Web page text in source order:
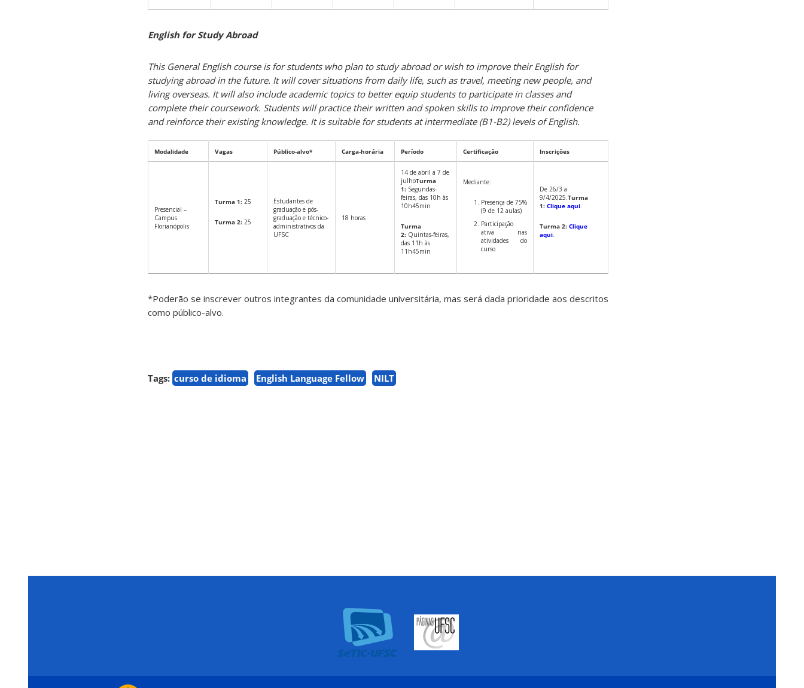
English for Study Abroad
This General English course is for students who plan to study abroad or wish to improve their English for
studying abroad in the future. It will cover situations from daily life, such as travel, meeting new people, and
living overseas. It will also include academic topics to better equip students to participate in classes and
complete their coursework. Students will practice their written and spoken skills to improve their confidence
and reinforce their existing knowledge. It is suitable for students at intermediate (B1-B2) levels of English.
Modalidade Vagas Público-alvo* Carga-horária Período Certificação Inscrições
Presencial –
Campus
Florianópolis
Turma 1: 25
Turma 2: 25
Estudantes de
graduação e pós-
graduação e técnico-
administrativos da
UFSC
18 horas
14 de abril a 7 de
julhoTurma
1: Segundas-
feiras, das 10h às
10h45min
Turma
2: Quintas-feiras,
das 11h às
11h45min
Mediante:
Presença de 75%
(9 de 12 aulas)
Participação
ativa nas
atividades do
curso
De 26/3 a
9/4/2025.Turma
1: Clique aqui.
Turma 2: Clique
aqui.
*Poderão se inscrever outros integrantes da comunidade universitária, mas será dada prioridade aos descritos
como público-alvo.
Tags: curso de idioma English Language Fellow NILT